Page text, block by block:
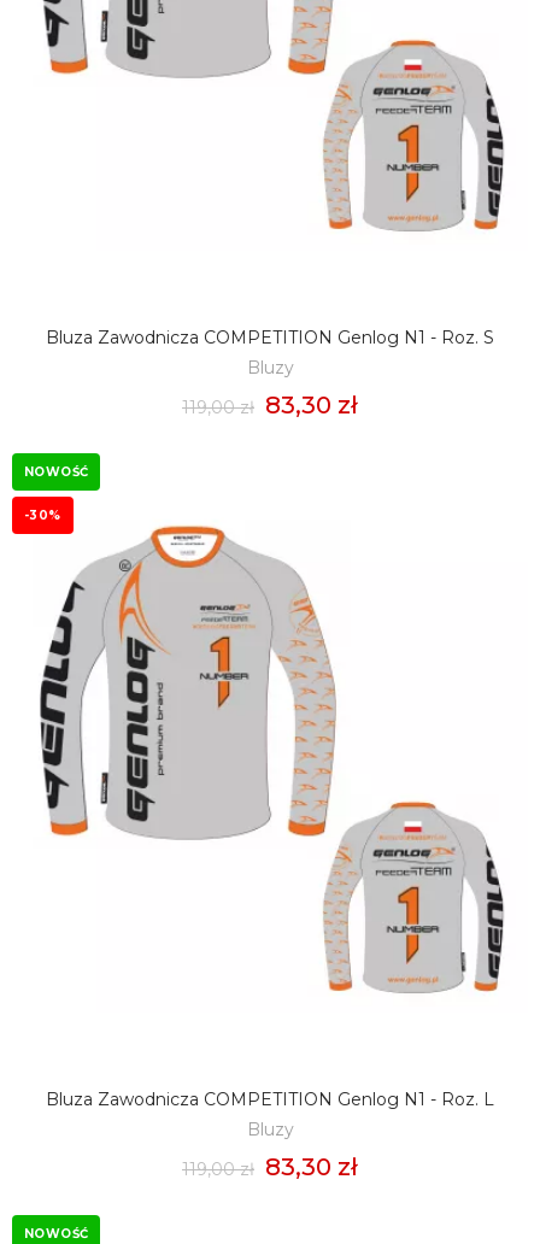
DODAJ DO KOSZYKA
Bluza Zawodnicza COMPETITION Genlog N1 - Roz. S
Bluzy
119,00 zł 83,30 zł
NOWOŚĆ
-30%
DODAJ DO KOSZYKA
Bluza Zawodnicza COMPETITION Genlog N1 - Roz. L
Bluzy
119,00 zł 83,30 zł
NOWOŚĆ